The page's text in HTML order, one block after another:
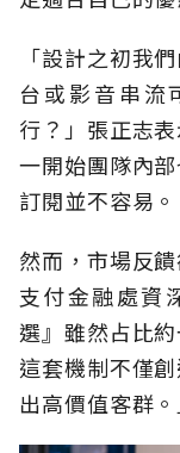
「設計之初我
台或影音串流
行？」張正志
一開始團隊內
訂閱並不容易。
然而，市場反
支付金融處資
選』雖然占比
這套機制不僅
出高價值客群。